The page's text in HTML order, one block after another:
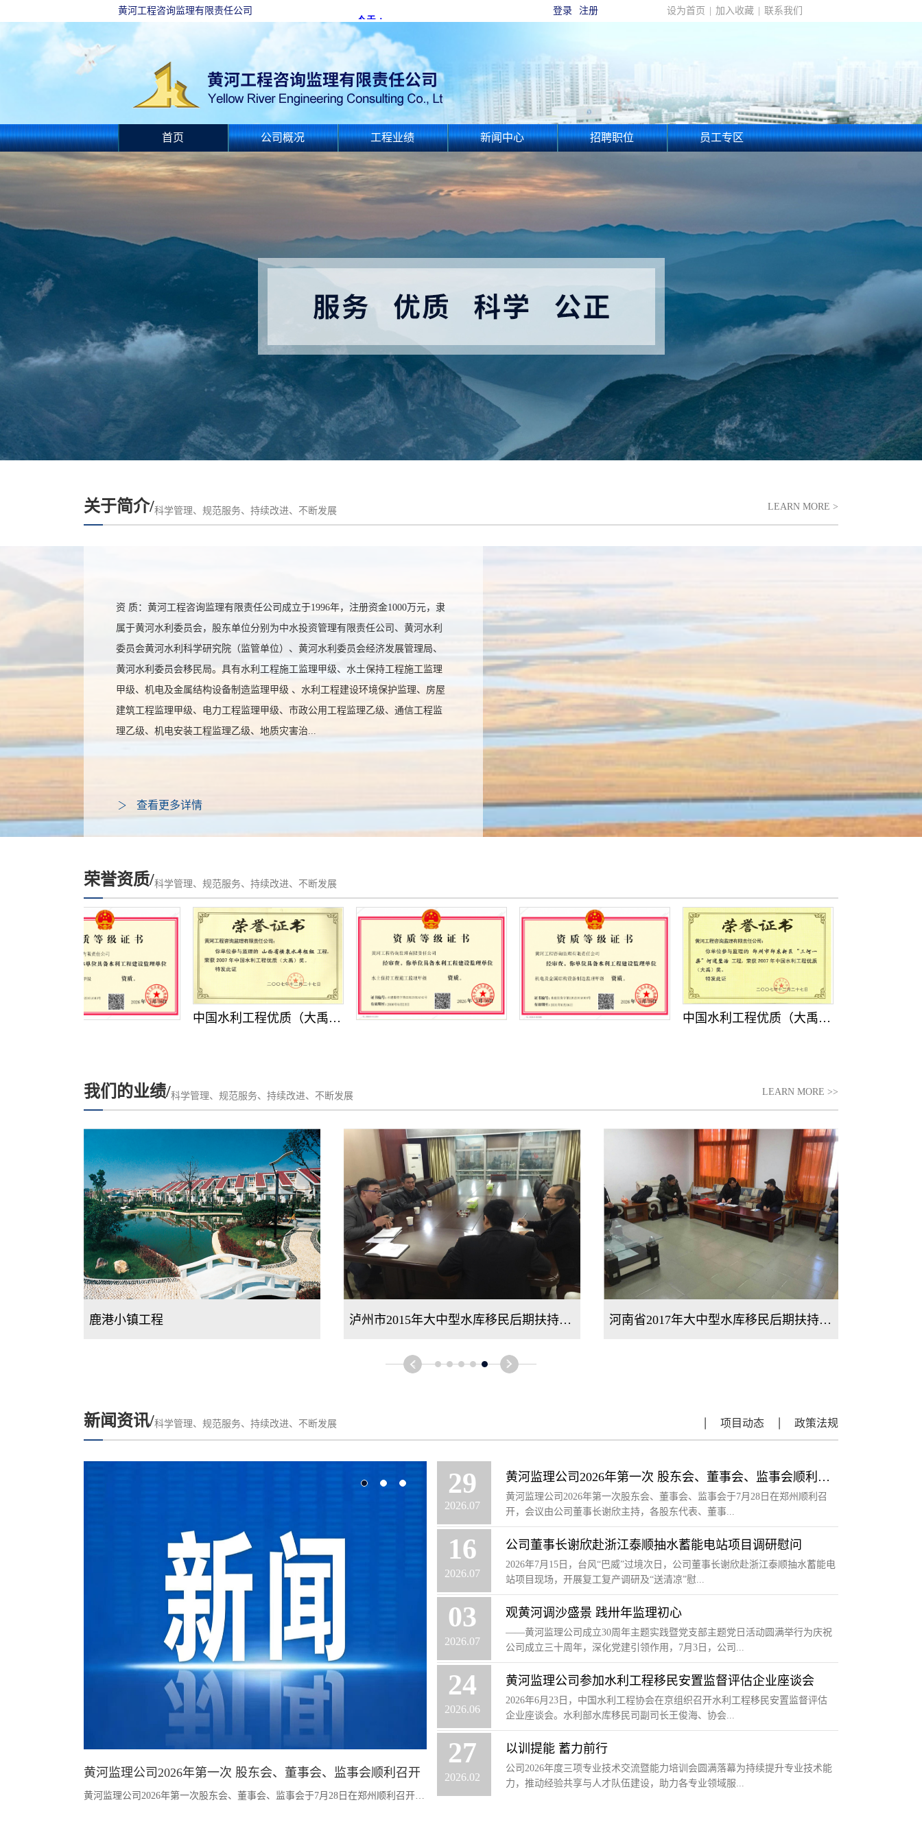
黄河工程咨询监理有限责任公司 设为首页 加入收藏 联系我们
登录 注册
首页 公司概况 工程业绩 新闻中心 招聘职位 员工专区
关于简介/科学管理、规范服务、持续改进、不断发展 LEARN MORE >
资 质：黄河工程咨询监理有限责任公司成立于1996年，注册资金1000万元，隶
属于黄河水利委员会，股东单位分别为中水投资管理有限责任公司、黄河水利
委员会黄河水利科学研究院（监管单位）、黄河水利委员会经济发展管理局、
黄河水利委员会移民局。具有水利工程施工监理甲级、水土保持工程施工监理
甲级、机电及金属结构设备制造监理甲级 、水利工程建设环境保护监理、房屋
建筑工程监理甲级、电力工程监理甲级、市政公用工程监理乙级、通信工程监
理乙级、机电安装工程监理乙级、地质灾害治...
员工550人，拥有一批长期从事工程咨询、设计、施工、监理工作且实践经验丰
富的专业技术人员。其中具有注册监理工程师执业资格320人，中级及以上职称
查看更多详情
荣誉资质/科学管理、规范服务、持续改进、不断发展
中国水利工程优质（大禹）奖 中国水利工程优质（大禹）奖
我们的业绩/科学管理、规范服务、持续改进、不断发展 LEARN MORE >>
<
河南省2017年大中型水库移民后期扶持政策实施情况（第九标段）监测评估项目 南水北调中线干线工程自动化调度与运行管理决策支持系统
>
新闻资讯/科学管理、规范服务、持续改进、不断发展 项目动态 政策法规
黄河监理公司2026年第一次 股东会、董事会、监事会顺利召开
黄河监理公司2026年第一次股东会、董事会、监事会于7月28日在郑州顺利召开，会议由公司董事长谢欣主持，各股东代表、董事、监事等参加会议。会议审议通过了公司2025年度工作报告、2025年度财务工作报...
29
2026.07
黄河监理公司2026年第一次 股东会、董事会、监事会顺利召开
黄河监理公司2026年第一次股东会、董事会、监事会于7月28日在郑州顺利召
开，会议由公司董事长谢欣主持，各股东代表、董事...
16
2026.07
公司董事长谢欣赴浙江泰顺抽水蓄能电站项目调研慰问
2026年7月15日，台风“巴威”过境次日，公司董事长谢欣赴浙江泰顺抽水蓄能电
站项目现场，开展复工复产调研及“送清凉”慰...
03
2026.07
观黄河调沙盛景 践卅年监理初心
——黄河监理公司成立30周年主题实践暨党支部主题党日活动圆满举行为庆祝
公司成立三十周年，深化党建引领作用，7月3日，公司...
24
2026.06
黄河监理公司参加水利工程移民安置监督评估企业座谈会
2026年6月23日，中国水利工程协会在京组织召开水利工程移民安置监督评估
企业座谈会。水利部水库移民司副司长王俊海、协会...
27
2026.02
以训提能 蓄力前行
公司2026年度三项专业技术交流暨能力培训会圆满落幕为持续提升专业技术能
力，推动经验共享与人才队伍建设，助力各专业领域服...